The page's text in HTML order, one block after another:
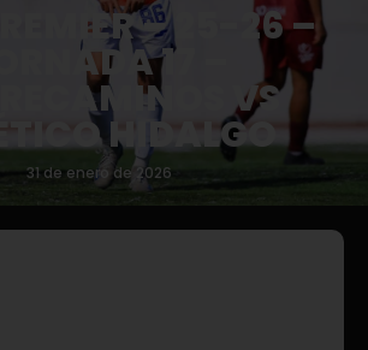
– 25-26 –
17 –
VS
HIDALGO
31 de enero de 2026